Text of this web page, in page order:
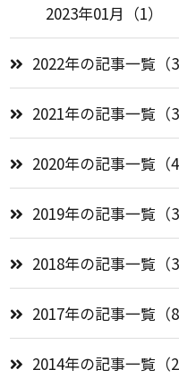
2023年01月（1）
2022年の記事一覧（
2021年の記事一覧（
2020年の記事一覧（
2019年の記事一覧（
2018年の記事一覧（
2017年の記事一覧（8
2014年の記事一覧（2